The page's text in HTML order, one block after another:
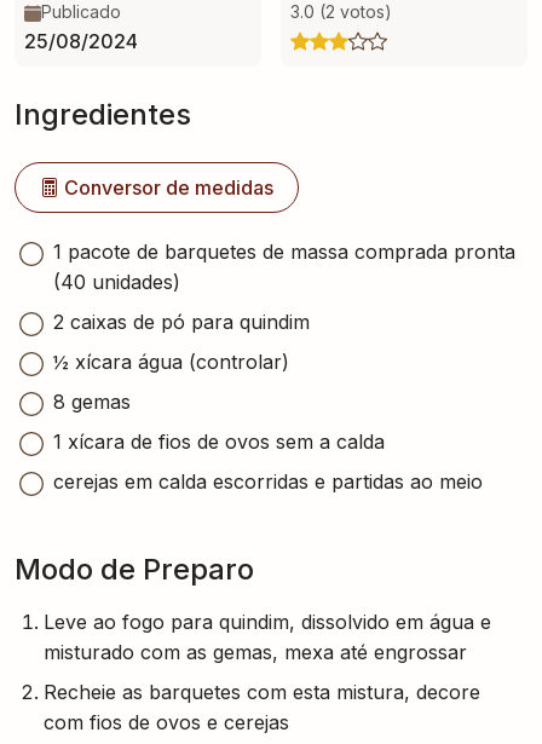
Publicado
25/08/2024
3.0 (2 votos)
Ingredientes
Conversor de medidas
1 pacote de barquetes de massa comprada pronta
(40 unidades)
2 caixas de pó para quindim
½ xícara água (controlar)
8 gemas
1 xícara de fios de ovos sem a calda
cerejas em calda escorridas e partidas ao meio
Modo de Preparo
Leve ao fogo para quindim, dissolvido em água e
misturado com as gemas, mexa até engrossar
Recheie as barquetes com esta mistura, decore
com fios de ovos e cerejas